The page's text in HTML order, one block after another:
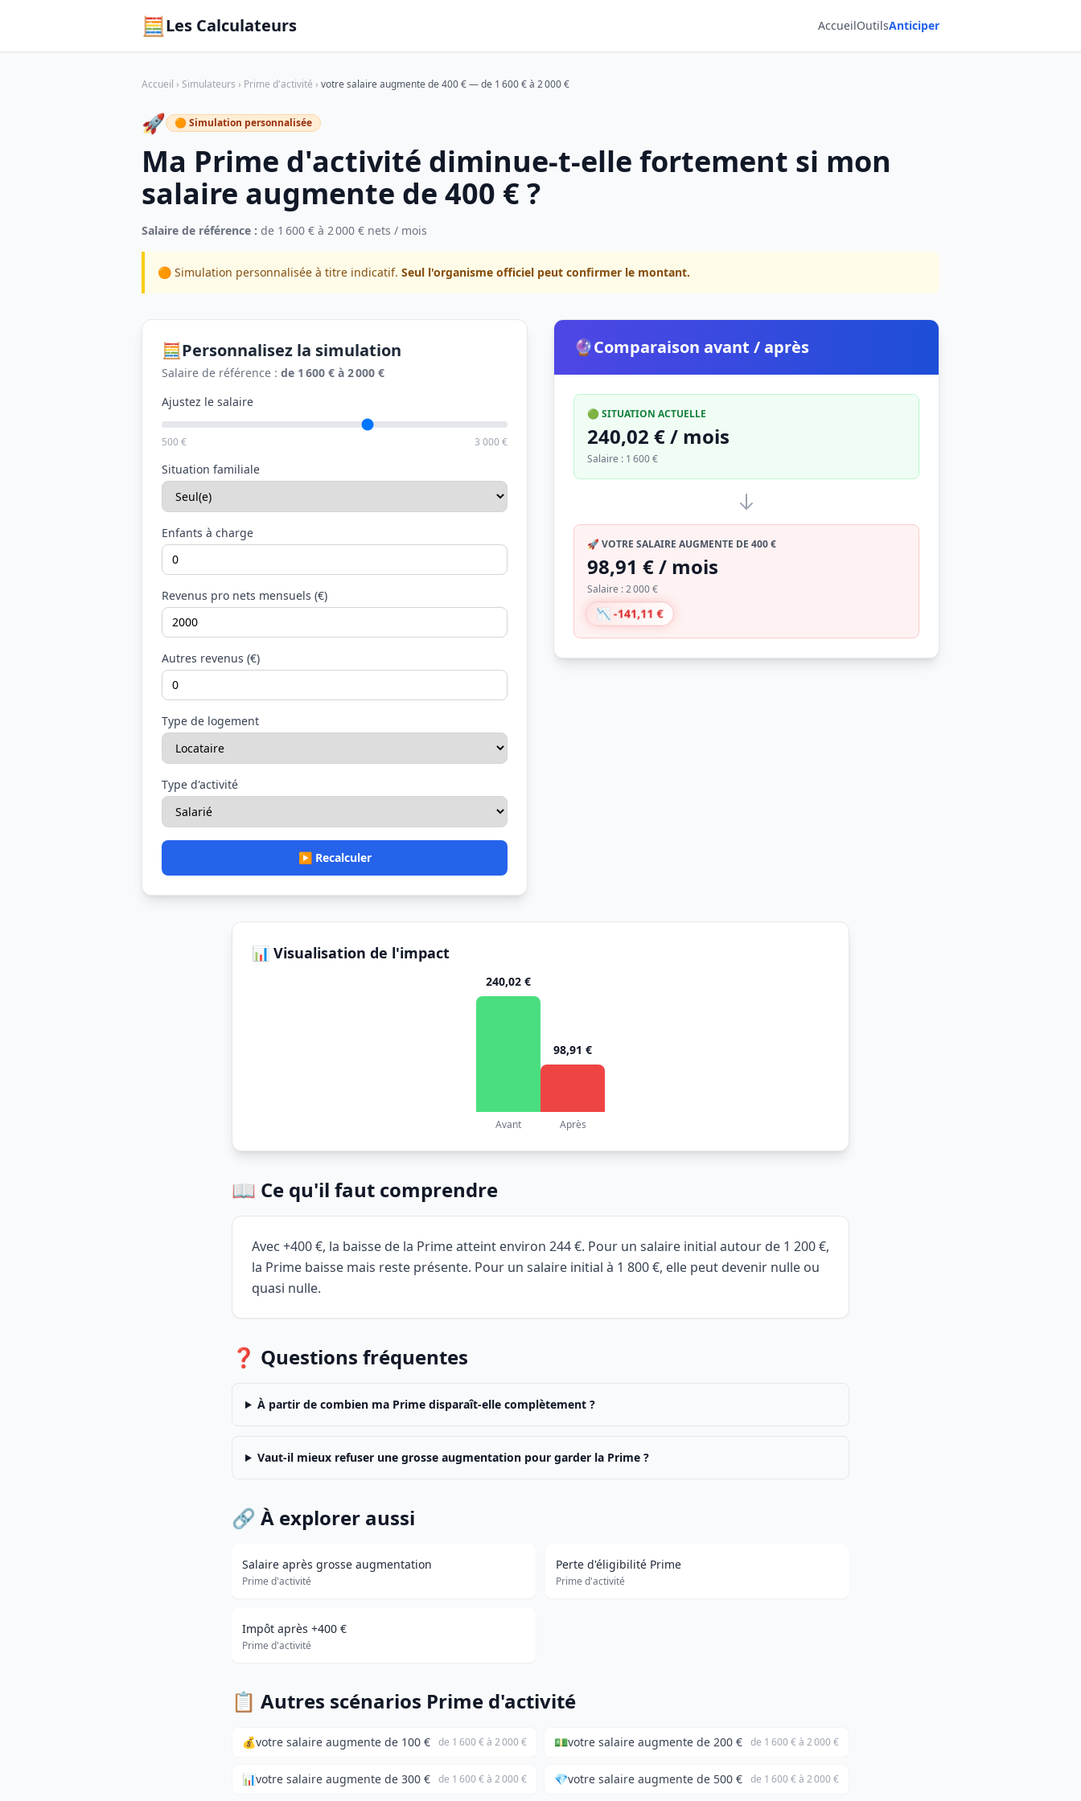
🧮Les Calculateurs AccueilOutilsAnticiper
Accueil › Simulateurs › Prime d'activité › votre salaire augmente de 400 € — de 1 600 € à 2 000 €
🚀 🟠 Simulation personnalisée
Ma Prime d'activité diminue-t-elle fortement si mon
salaire augmente de 400 € ?
Salaire de référence : de 1 600 € à 2 000 € nets / mois
🟠 Simulation personnalisée à titre indicatif. Seul l'organisme officiel peut confirmer le montant.
🧮Personnalisez la simulation
Salaire de référence : de 1 600 € à 2 000 €
Ajustez le salaire
500 € 3 000 €
Situation familiale
Enfants à charge
Revenus pro nets mensuels (€)
Autres revenus (€)
Type de logement
Type d'activité
▶️ Recalculer
🔮Comparaison avant / après
🟢 SITUATION ACTUELLE
240,02 € / mois
Salaire : 1 600 €
🚀 VOTRE SALAIRE AUGMENTE DE 400 €
98,91 € / mois
Salaire : 2 000 €
📉 -141,11 €
📊 Visualisation de l'impact
240,02 €
Avant
98,91 €
Après
📖 Ce qu'il faut comprendre
Avec +400 €, la baisse de la Prime atteint environ 244 €. Pour un salaire initial autour de 1 200 €,
la Prime baisse mais reste présente. Pour un salaire initial à 1 800 €, elle peut devenir nulle ou
quasi nulle.
❓ Questions fréquentes
À partir de combien ma Prime disparaît-elle complètement ?
Vaut-il mieux refuser une grosse augmentation pour garder la Prime ?
🔗 À explorer aussi
Salaire après grosse augmentation
Prime d'activité
Perte d'éligibilité Prime
Prime d'activité
Impôt après +400 €
Prime d'activité
📋 Autres scénarios Prime d'activité
💰votre salaire augmente de 100 € de 1 600 € à 2 000 € 💵votre salaire augmente de 200 € de 1 600 € à 2 000 €
📊votre salaire augmente de 300 € de 1 600 € à 2 000 € 💎votre salaire augmente de 500 € de 1 600 € à 2 000 €